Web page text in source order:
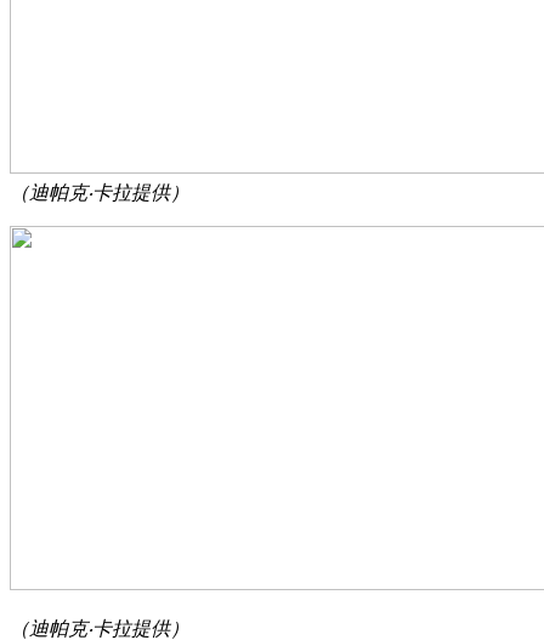
（迪帕克‧卡拉提供）
（迪帕克‧卡拉提供）